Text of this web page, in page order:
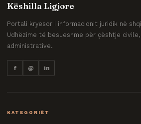
Këshilla Ligjore
Portali kryesor i informacionit juridik në
Udhëzime të besueshme për çështje
administrative.
f @ in
KATEGORIËT